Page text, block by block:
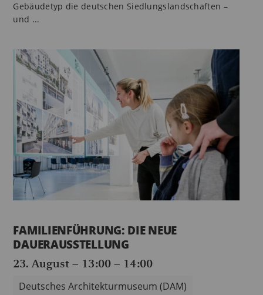
Gebäudetyp die deutschen Siedlungslandschaften –
und ...
FAMILIENFÜHRUNG: DIE NEUE
DAUERAUSSTELLUNG
23. August – 13:00– 14:00
Deutsches Architekturmuseum (DAM)